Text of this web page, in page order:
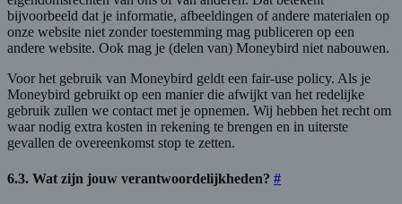
bijvoorbeeld dat je informatie, afbeeldingen of andere materialen op
onze website niet zonder toestemming mag publiceren op een
andere website. Ook mag je (delen van) Moneybird niet nabouwen.
Voor het gebruik van Moneybird geldt een fair-use policy. Als je
Moneybird gebruikt op een manier die afwijkt van het redelijke
gebruik zullen we contact met je opnemen. Wij hebben het recht om
waar nodig extra kosten in rekening te brengen en in uiterste
gevallen de overeenkomst stop te zetten.
6.3. Wat zijn jouw verantwoordelijkheden? #